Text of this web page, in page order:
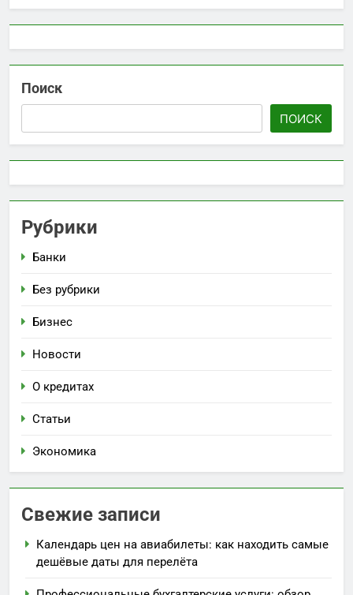
Поиск
ПОИСК
Рубрики
Банки
Без рубрики
Бизнес
Новости
О кредитах
Статьи
Экономика
Свежие записи
Календарь цен на авиабилеты: как находить самые
дешёвые даты для перелёта